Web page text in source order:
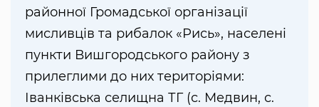
районної Громадської організації
мисливців та рибалок «Рись», населені
пункти Вишгородського району з
прилеглими до них територіями:
Іванківська селищна ТГ (с. Медвин, с.